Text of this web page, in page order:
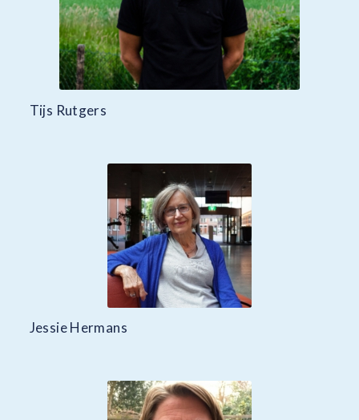
Tijs Rutgers
Jessie Hermans